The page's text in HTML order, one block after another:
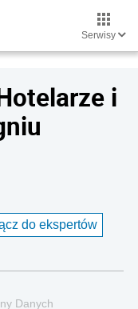
Serwisy
i
do ekspertów
Danych